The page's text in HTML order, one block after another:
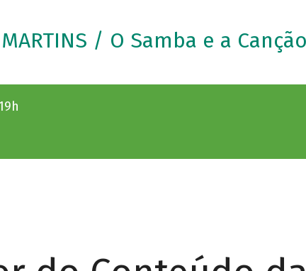
MARTINS / O Samba e a